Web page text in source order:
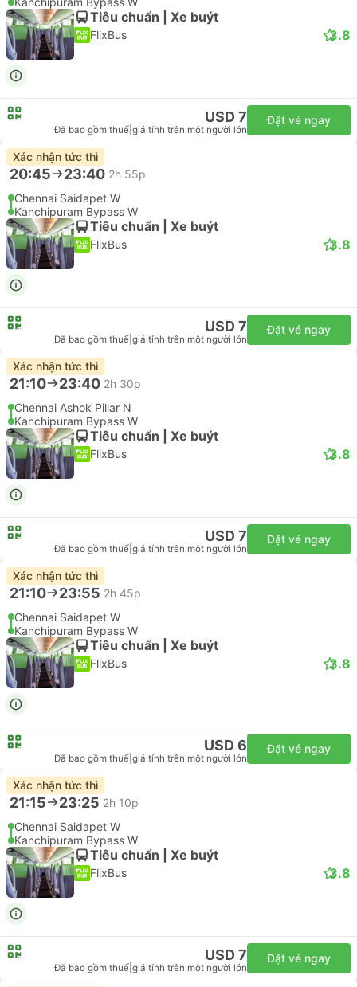
Tiêu chuẩn | Xe buýt
FlixBus 3.8
USD 7
Đã bao gồm thuế giá tính trên một người lớn
Đặt vé ngay
Xác nhận tức thì
20:45 23:40 2h 55p
Chennai Saidapet W
Kanchipuram Bypass W
Tiêu chuẩn | Xe buýt
FlixBus 3.8
USD 7
Đã bao gồm thuế giá tính trên một người lớn
Đặt vé ngay
Xác nhận tức thì
21:10 23:40 2h 30p
Chennai Ashok Pillar N
Kanchipuram Bypass W
Tiêu chuẩn | Xe buýt
FlixBus 3.8
USD 7
Đã bao gồm thuế giá tính trên một người lớn
Đặt vé ngay
Xác nhận tức thì
21:10 23:55 2h 45p
Chennai Saidapet W
Kanchipuram Bypass W
Tiêu chuẩn | Xe buýt
FlixBus 3.8
USD 6
Đã bao gồm thuế giá tính trên một người lớn
Đặt vé ngay
Xác nhận tức thì
21:15 23:25 2h 10p
Chennai Saidapet W
Kanchipuram Bypass W
Tiêu chuẩn | Xe buýt
FlixBus 3.8
USD 7
Đã bao gồm thuế giá tính trên một người lớn
Đặt vé ngay